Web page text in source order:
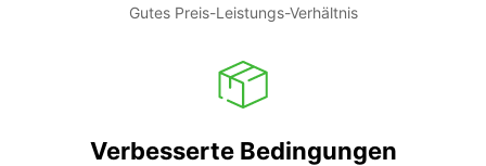
Gutes Preis-Leistungs-Verhältnis
Verbesserte Bedingungen